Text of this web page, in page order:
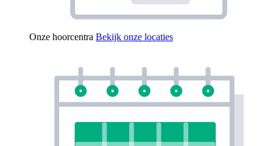
Onze hoorcentra Bekijk onze locaties